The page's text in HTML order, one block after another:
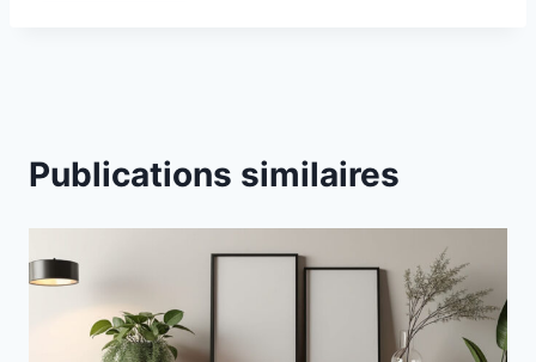
Publications similaires